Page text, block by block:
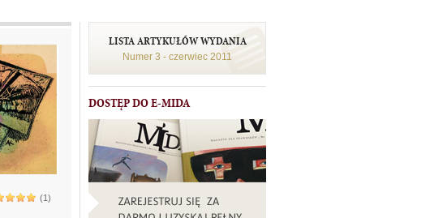
(1)
LISTA ARTYKUŁÓW WYDANIA
Numer 3 - czerwiec 2011
DOSTĘP DO E-MIDA